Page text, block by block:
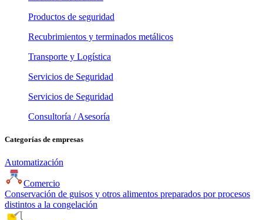
Productos de seguridad
Recubrimientos y terminados metálicos
Transporte y Logística
Servicios de Seguridad
Servicios de Seguridad
Consultoría / Asesoría
Categorías de empresas
Automatización
Comercio
Conservación de guisos y otros alimentos preparados por procesos
distintos a la congelación